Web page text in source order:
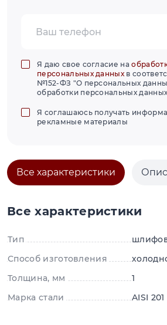
Я даю свое согласие на
персональных данныхв
№152-ФЗ "О персональных
обработки персональных данных
Я соглашаюсь получать
рекламные материалы
Все характеристики
Все характеристики
Тип
Способ изготовления
Толщина, мм
1
Марка стали
AISI 201